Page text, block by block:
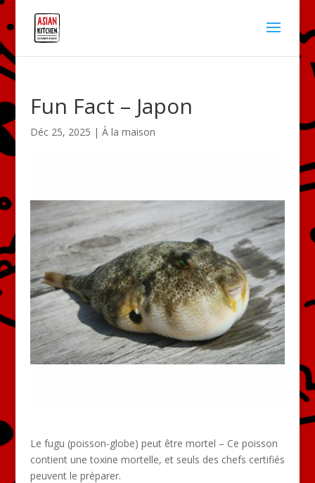
Fun Fact – Japon
Déc 25, 2025 | À la maison
Le fugu (poisson-globe) peut être mortel – Ce poisson
contient une toxine mortelle, et seuls des chefs certifiés
peuvent le préparer.